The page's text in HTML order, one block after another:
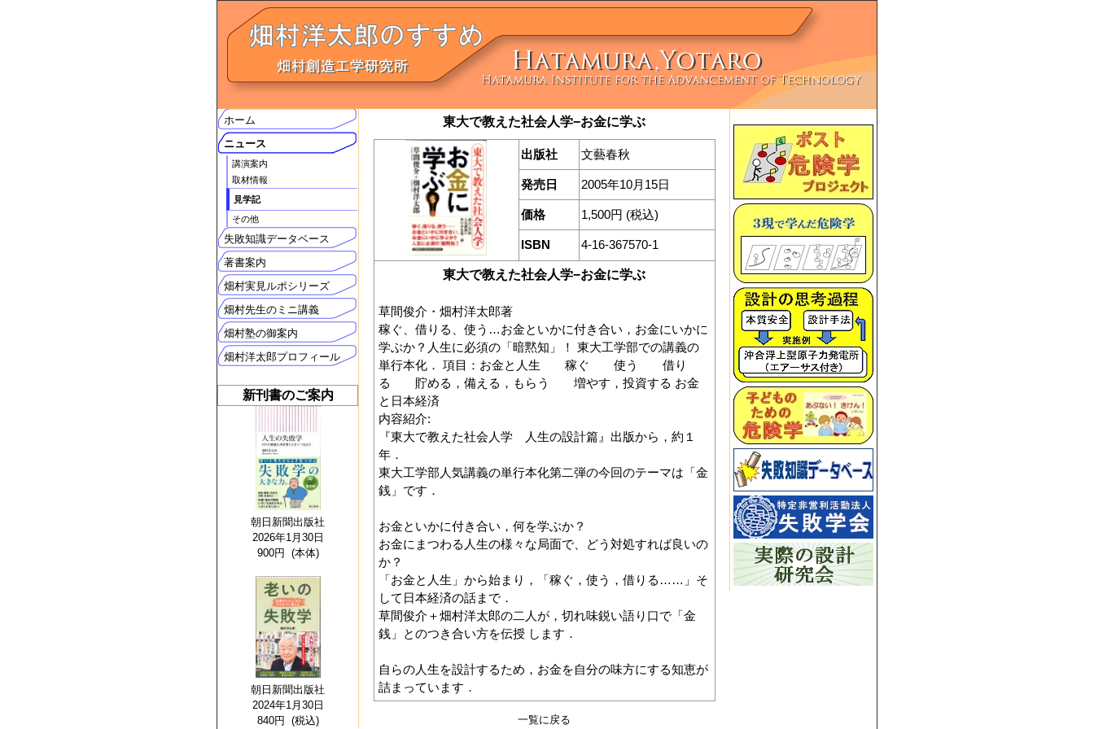
ホーム
ニュース
講演案内
取材情報
見学記
その他
失敗知識データベース
著書案内
畑村実見ルポシリーズ
畑村先生のミニ講義
畑村塾の御案内
畑村洋太郎プロフィール
新刊書のご案内
朝日新聞出版社
2026年1月30日
900円 (本体)
朝日新聞出版社
2024年1月30日
840円 (税込)
東大で教えた社会人学−お金に学ぶ
出版社 文藝春秋
発売日 2005年10月15日
価格 1,500円 (税込)
ISBN 4-16-367570-1
東大で教えた社会人学−お金に学ぶ
草間俊介・畑村洋太郎著
稼ぐ、借りる、使う…お金といかに付き合い，お金にいかに
学ぶか？人生に必須の「暗黙知」！ 東大工学部での講義の
単行本化． 項目：お金と人生 稼ぐ 使う 借り
る 貯める，備える，もらう 増やす，投資する お金
と日本経済
内容紹介:
『東大で教えた社会人学 人生の設計篇』出版から，約１
年．
東大工学部人気講義の単行本化第二弾の今回のテーマは「金
銭」です．
お金といかに付き合い，何を学ぶか？
お金にまつわる人生の様々な局面で、どう対処すれば良いの
か？
「お金と人生」から始まり，「稼ぐ，使う，借りる……」そ
して日本経済の話まで．
草間俊介＋畑村洋太郎の二人が，切れ味鋭い語り口で「金
銭」とのつき合い方を伝授 します．
自らの人生を設計するため，お金を自分の味方にする知恵が
詰まっています．
一覧に戻る